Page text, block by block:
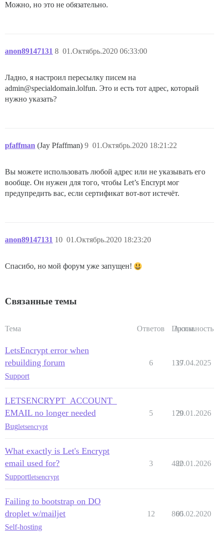
Можно, но это не обязательно.
anon89147131 01.Октябрь.2020 06:33:00
8
Ладно, я настроил пересылку писем на
admin@specialdomain.lolfun. Это и есть тот адрес, который
нужно указать?
pfaffman (Jay Pfaffman) 01.Октябрь.2020 18:21:22
9
Вы можете использовать любой адрес или не указывать его
вообще. Он нужен для того, чтобы Let’s Encrypt мог
предупредить вас, если сертификат вот-вот истечёт.
anon89147131 01.Октябрь.2020 18:23:20
10
Спасибо, но мой форум уже запущен!
Связанные темы
Тема Ответов Просм.
Активность
LetsEncrypt error when
rebuilding forum
Support
6 139
17.04.2025
LETSENCRYPT_ACCOUNT_
EMAIL no longer needed
Bugletsencrypt
5 179
20.01.2026
What exactly is Let's Encrypt
email used for?
Supportletsencrypt
3 482
20.01.2026
Failing to bootstrap on DO
droplet w/mailjet
Self-hosting
12 860
05.02.2020